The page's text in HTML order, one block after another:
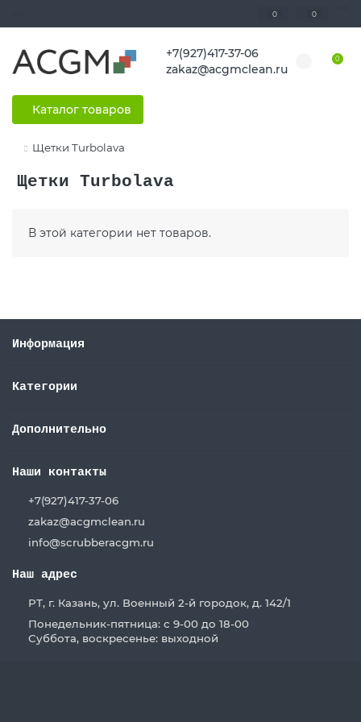
0 0
+7(927)417-37-06
zakaz@acgmclean.ru
0
Каталог товаров
Щетки Turbolava
Щетки Turbolava
В этой категории нет товаров.
Информация
Категории
Дополнительно
Наши контакты
+7(927)417-37-06
zakaz@acgmclean.ru
info@scrubberacgm.ru
Наш адрес
РТ, г. Казань, ул. Военный 2-й городок, д. 142/1
Понедельник-пятница: с 9-00 до 18-00
Суббота, воскресенье: выходной